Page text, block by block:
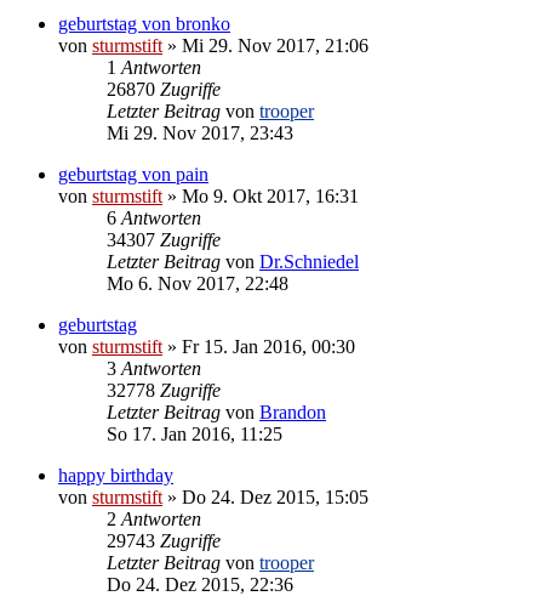
geburtstag von bronko
von sturmstift » Mi 29. Nov 2017, 21:06
1 Antworten
26870 Zugriffe
Letzter Beitrag von trooper
Mi 29. Nov 2017, 23:43
geburtstag von pain
von sturmstift » Mo 9. Okt 2017, 16:31
6 Antworten
34307 Zugriffe
Letzter Beitrag von Dr.Schniedel
Mo 6. Nov 2017, 22:48
geburtstag
von sturmstift » Fr 15. Jan 2016, 00:30
3 Antworten
32778 Zugriffe
Letzter Beitrag von Brandon
So 17. Jan 2016, 11:25
happy birthday
von sturmstift » Do 24. Dez 2015, 15:05
2 Antworten
29743 Zugriffe
Letzter Beitrag von trooper
Do 24. Dez 2015, 22:36